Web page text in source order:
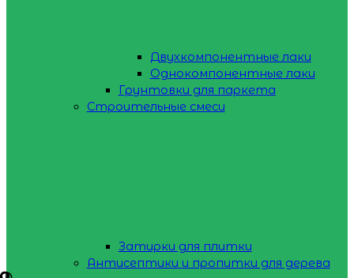
Двухкомпонентные лаки
Однокомпонентные лаки
Грунтовки для паркета
Строительные смеси
Затирки для плитки
Антисептики и пропитки для дерева